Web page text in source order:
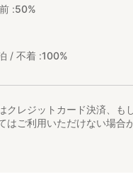
:50%
/ 不着 :100%
クレジットカード決済、も
はご利用いただけない場合